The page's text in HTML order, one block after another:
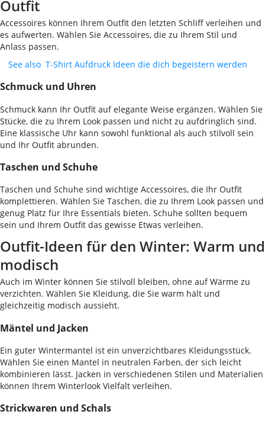
Outfit
Accessoires können Ihrem Outfit den letzten Schliff verleihen und
es aufwerten. Wählen Sie Accessoires, die zu Ihrem Stil und
Anlass passen.
See also T-Shirt Aufdruck Ideen die dich begeistern werden
Schmuck und Uhren
Schmuck kann Ihr Outfit auf elegante Weise ergänzen. Wählen Sie
Stücke, die zu Ihrem Look passen und nicht zu aufdringlich sind.
Eine klassische Uhr kann sowohl funktional als auch stilvoll sein
und Ihr Outfit abrunden.
Taschen und Schuhe
Taschen und Schuhe sind wichtige Accessoires, die Ihr Outfit
komplettieren. Wählen Sie Taschen, die zu Ihrem Look passen und
genug Platz für Ihre Essentials bieten. Schuhe sollten bequem
sein und Ihrem Outfit das gewisse Etwas verleihen.
Outfit-Ideen für den Winter: Warm und
modisch
Auch im Winter können Sie stilvoll bleiben, ohne auf Wärme zu
verzichten. Wählen Sie Kleidung, die Sie warm hält und
gleichzeitig modisch aussieht.
Mäntel und Jacken
Ein guter Wintermantel ist ein unverzichtbares Kleidungsstück.
Wählen Sie einen Mantel in neutralen Farben, der sich leicht
kombinieren lässt. Jacken in verschiedenen Stilen und Materialien
können Ihrem Winterlook Vielfalt verleihen.
Strickwaren und Schals